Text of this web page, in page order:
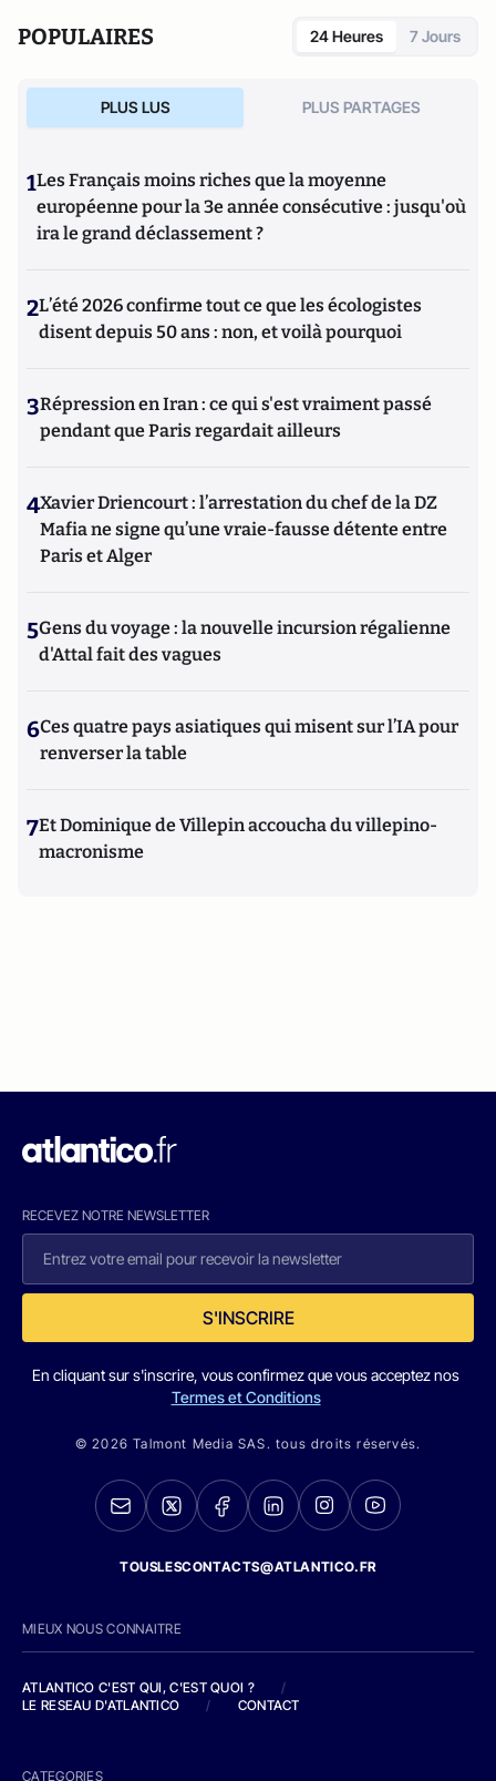
POPULAIRES 24 Heures 7 Jours
PLUS LUS PLUS PARTAGES
1Les Français moins riches que la moyenne
européenne pour la 3e année consécutive : jusqu'où
ira le grand déclassement ?
2L’été 2026 confirme tout ce que les écologistes
disent depuis 50 ans : non, et voilà pourquoi
3Répression en Iran : ce qui s'est vraiment passé
pendant que Paris regardait ailleurs
4Xavier Driencourt : l’arrestation du chef de la DZ
Mafia ne signe qu’une vraie-fausse détente entre
Paris et Alger
5Gens du voyage : la nouvelle incursion régalienne
d'Attal fait des vagues
6Ces quatre pays asiatiques qui misent sur l’IA pour
renverser la table
7Et Dominique de Villepin accoucha du villepino-
macronisme
RECEVEZ NOTRE NEWSLETTER
S'INSCRIRE
En cliquant sur s'inscrire, vous confirmez que vous acceptez nos
Termes et Conditions
© 2026 Talmont Media SAS. tous droits réservés.
TOUSLESCONTACTS@ATLANTICO.FR
MIEUX NOUS CONNAITRE
ATLANTICO C'EST QUI, C'EST QUOI ?
/
LE RESEAU D'ATLANTICO
/ CONTACT
CATEGORIES